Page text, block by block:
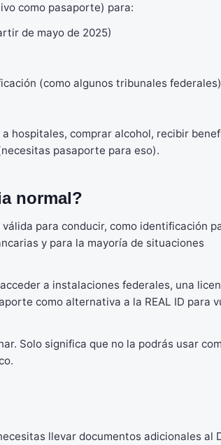
como pasaporte) para:
de mayo de 2025)
(como algunos tribunales federales)
a hospitales, comprar alcohol, recibir
pasaporte para eso).
normal?
para conducir, como identificación
y para la mayoría de situaciones
a instalaciones federales, una
como alternativa a la REAL ID para
Solo significa que no la podrás usar
llevar documentos adicionales al